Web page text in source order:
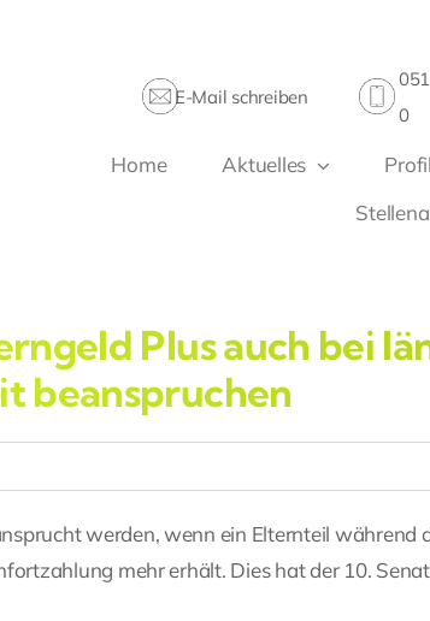
E-Mail schreiben
0
Home Aktuelles Profil
Plus auch bei
beanspruchen
werden, wenn ein Elternteil
mehr erhält. Dies hat der 10.